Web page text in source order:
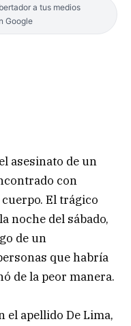
a tus medios
Google
asesinato de un
con
El trágico
noche del sábado,
de un
que habría
de la peor manera.
el apellido De Lima,